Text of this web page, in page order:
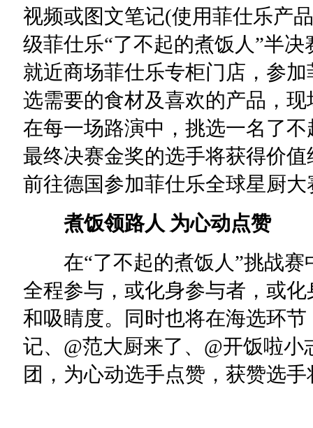
视频或图文笔记(使用菲仕乐产
级菲仕乐“了不起的煮饭人”半
就近商场菲仕乐专柜门店，参
选需要的食材及喜欢的产品，
在每一场路演中，挑选一名了
最终决赛金奖的选手将获得价
前往德国参加菲仕乐全球星厨大
煮饭领路人 为心动点赞
在“了不起的煮饭人”挑战赛
全程参与，或化身参与者，或
和吸睛度。同时也将在海选环
记、@范大厨来了、@开饭啦
团，为心动选手点赞，获赞选